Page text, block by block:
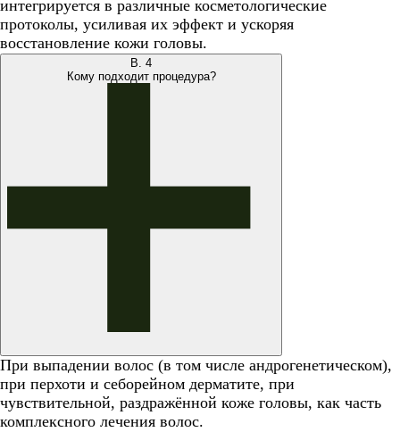
интегрируется в различные косметологические
протоколы, усиливая их эффект и ускоряя
восстановление кожи головы.
В. 4
Кому подходит процедура?
При выпадении волос (в том числе андрогенетическом),
при перхоти и себорейном дерматите, при
чувствительной, раздражённой коже головы, как часть
комплексного лечения волос.